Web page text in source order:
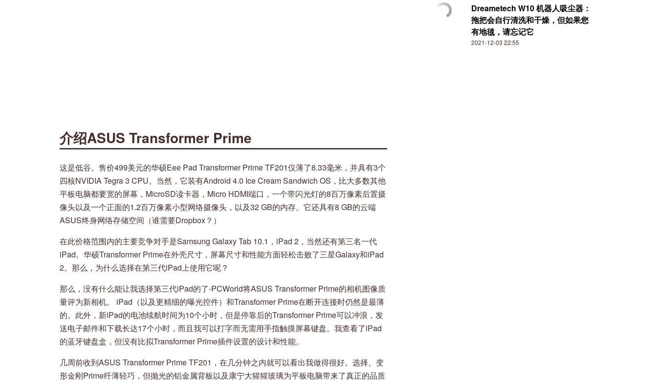
介绍ASUS Transformer Prime
这是低谷。售价499美元的华硕Eee Pad Transformer Prime TF201仅薄了8.33毫米，并具有3个
四核NVIDIA Tegra 3 CPU。当然，它装有Android 4.0 Ice Cream Sandwich OS，比大多数其他
平板电脑都要宽的屏幕，MicroSD读卡器，Micro HDMI端口，一个带闪光灯的8百万像素后置摄
像头以及一个正面的1.2百万像素小型网络摄像头，以及32 GB的内存。它还具有8 GB的云端
ASUS终身网络存储空间（谁需要Dropbox？）
在此价格范围内的主要竞争对手是Samsung Galaxy Tab 10.1，iPad 2，当然还有第三名一代
iPad。华硕Transformer Prime在外壳尺寸，屏幕尺寸和性能方面轻松击败了三星Galaxy和iPad
2。那么，为什么选择在第三代iPad上使用它呢？
那么，没有什么能让我选择第三代iPad的了-PCWorld将ASUS Transformer Prime的相机图像质
量评为新相机。 iPad（以及更精细的曝光控件）和Transformer Prime在断开连接时仍然是最薄
的。此外，新iPad的电池续航时间为10个小时，但是停靠后的Transformer Prime可以冲浪，发
送电子邮件和下载长达17个小时，而且我可以打字而无需用手指触摸屏幕键盘。我查看了iPad
的蓝牙键盘盒，但没有比拟Transformer Prime插件设置的设计和性能。
几周前收到ASUS Transformer Prime TF201，在几分钟之内就可以看出我做得很好。选择。变
形金刚Prime纤薄轻巧，但抛光的铝金属背板以及康宁大猩猩玻璃为平板电脑带来了真正的品质
Dreametech W10 机器人吸尘器：
拖把会自行清洗和干燥，但如果您
有地毯，请忘记它
2021-12-03 22:55